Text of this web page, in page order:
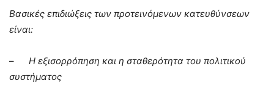
Βασικές επιδιώξεις των προτεινόμενων κατευθύνσεων
είναι:
– Η εξισορρόπηση και η σταθερότητα του πολιτικού
συστήματος